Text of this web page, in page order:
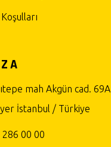
mah Akgün cad. 69A
İstanbul / Türkiye
286 00 00